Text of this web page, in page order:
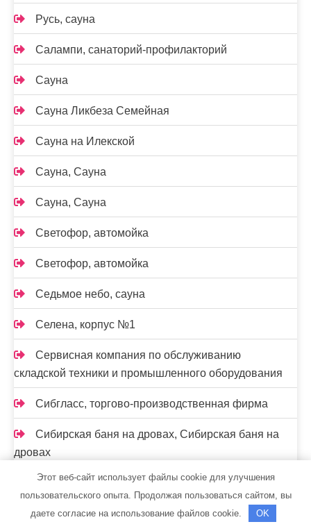
Русь, сауна
Салампи, санаторий-профилакторий
Сауна
Сауна Ликбеза Семейная
Сауна на Илекской
Сауна, Сауна
Сауна, Сауна
Светофор, автомойка
Светофор, автомойка
Седьмое небо, сауна
Селена, корпус №1
Сервисная компания по обслуживанию
складской техники и промышленного оборудования
Сибгласс, торгово-производственная фирма
Сибирская баня на дровах, Сибирская баня на
дровах
Сибирская баня на дровах, Сибирская баня на
дровах
Этот веб-сайт использует файлы cookie для улучшения
пользовательского опыта. Продолжая пользоваться сайтом, вы
даете согласие на использование файлов cookie.
OK